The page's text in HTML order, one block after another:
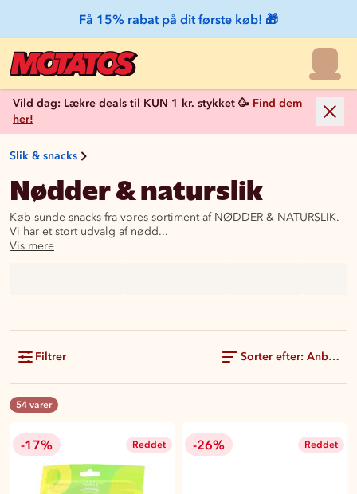
Få 15% rabat på dit første køb! 🎁
Vild dag: Lækre deals til KUN 1 kr. stykket 🥳 Find dem
her!
Slik & snacks
Nødder & naturslik
Køb sunde snacks fra vores sortiment af NØDDER & NATURSLIK.
Vi har et stort udvalg af nødd...
Vis mere
Filtrer Sorter efter:
54 varer
-17% Reddet -26% Reddet